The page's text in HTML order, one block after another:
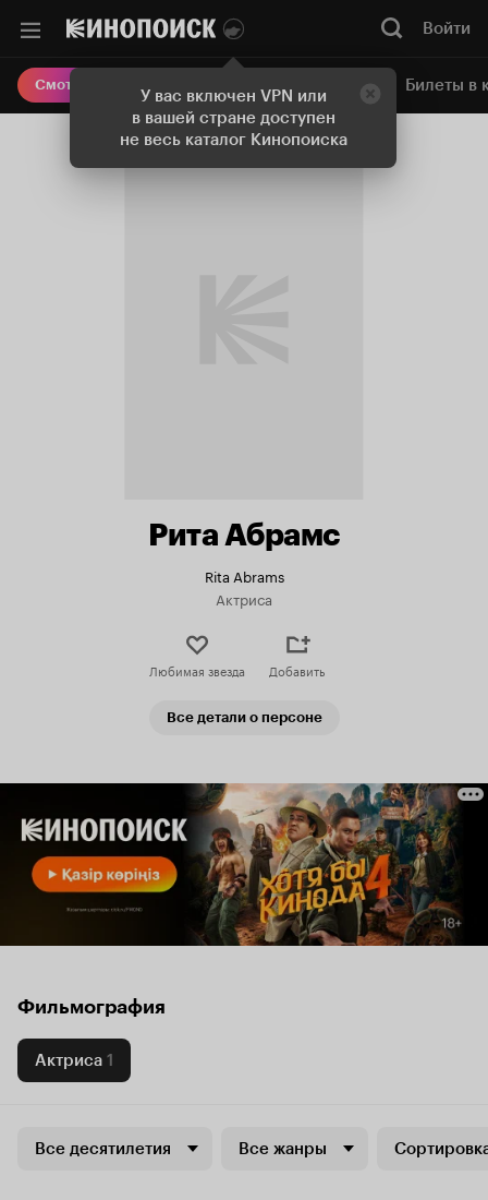
У вас включен VPN или
в вашей стране доступен
не весь каталог Кинопоиска
Войти
Смотреть кино Онлайн-кинотеатр Билеты в
Рита Абрамс
Rita Abrams
Актриса
Любимая звезда Добавить
Все детали о персоне
Фильмография
Актриса 1
Все десятилетия Все жанры